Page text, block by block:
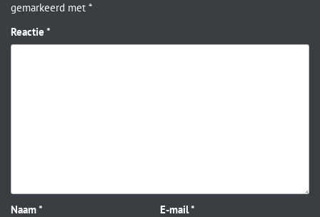
gemarkeerd met *
Reactie *
Naam* E-mail*